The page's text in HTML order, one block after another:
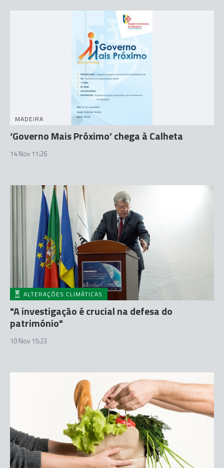
MADEIRA
‘Governo Mais Próximo’ chega à Calheta
14 Nov 11:26
ALTERAÇÕES CLIMÁTICAS
"A investigação é crucial na defesa do
património"
10 Nov 15:23